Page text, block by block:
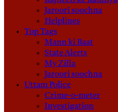
Jaroori soochna
Helplines
Top Tags
Mann ki Baat
State Alerts
My Zilla
Jaroori soochna
Uttam Police
Crime-o-meter
Investigation